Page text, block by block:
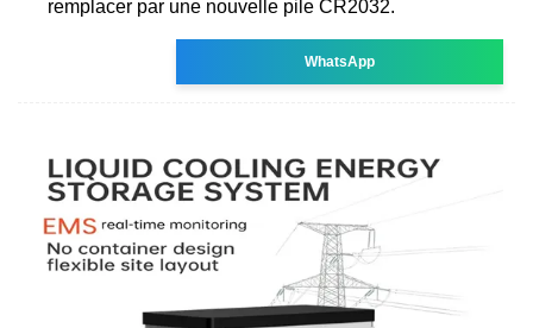
remplacer par une nouvelle pile CR2032.
WhatsApp